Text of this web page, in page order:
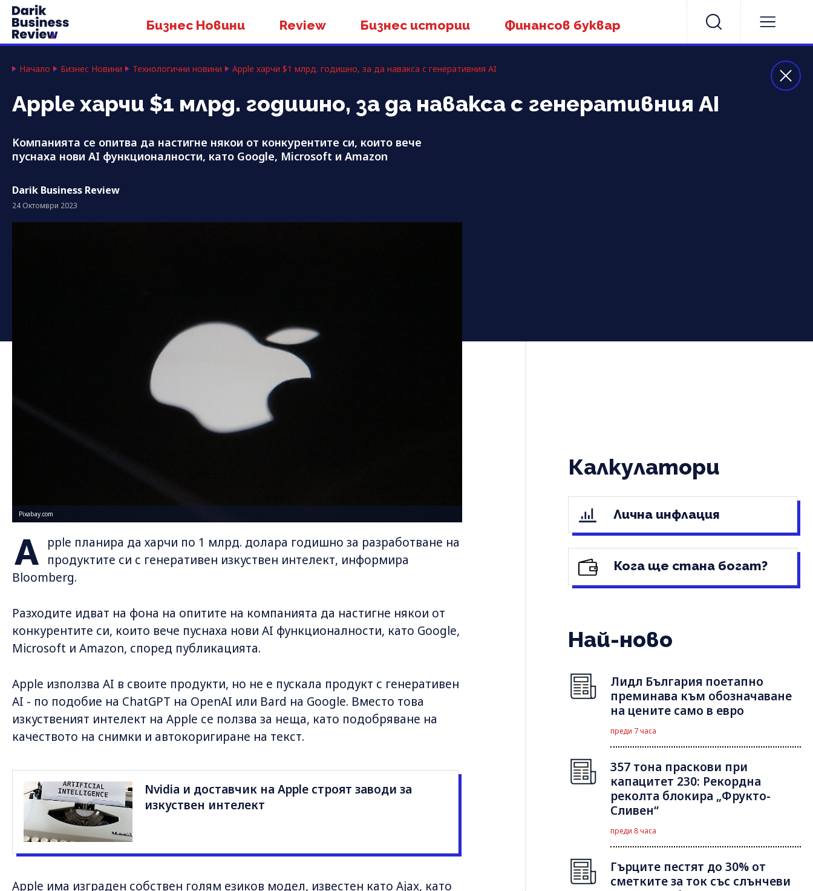
Бизнес Новини Review Бизнес истории Финансов буквар
Начало Бизнес Новини Технологични новини Apple харчи $1 млрд. годишно, за да навакса с генеративния AI
Apple харчи $1 млрд. годишно, за да навакса с генеративния AI
Kомпанията се опитва да настигне някои от конкурентите си, които вече
пуснаха нови AI функционалности, като Google, Microsoft и Amazon
Darik Business Review
24 Октомври 2023
Pixabay.com
A
pple планира да харчи по 1 млрд. долара годишно за разработване на
продуктите си с генеративен изкуствен интелект, информира
Bloomberg.
Разходите идват на фона на опитите на компанията да настигне някои от
конкурентите си, които вече пуснаха нови AI функционалности, като Google,
Microsoft и Amazon, според публикацията.
Apple използва AI в своите продукти, но не е пускала продукт с генеративен
AI - по подобие на ChatGPT на OpenAI или Bard на Google. Вместо това
изкуственият интелект на Apple се ползва за неща, като подобряване на
качеството на снимки и автокоригиране на текст.
Nvidia и доставчик на Apple строят заводи за
изкуствен интелект
Apple има изграден собствен голям езиков модел, известен като Ajax, като
Калкулатори
Лична инфлация
Кога ще стана богат?
Най-ново
Лидл България поетапно
преминава към обозначаване
на цените само в евро
преди 7 часа
357 тона праскови при
капацитет 230: Рекордна
реколта блокира „Фрукто-
Сливен“
преди 8 часа
Гърците пестят до 30% от
сметките за ток със слънчеви